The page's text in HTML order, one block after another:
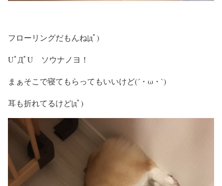
フローリングだもんね|дﾟ)
UﾟДﾟU ソウナノヨ！
まぁそこで寝てもらってもいいけど(´・ω・`)
耳も折れてるけど|дﾟ)